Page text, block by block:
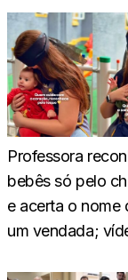
Professora
bebês só pelo
e acerta o nome
um vendada;